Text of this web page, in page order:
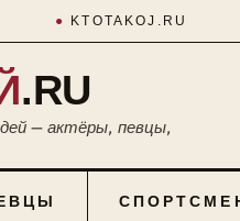
● KTOTAKOJ.RU
.RU
— актёры, певцы,